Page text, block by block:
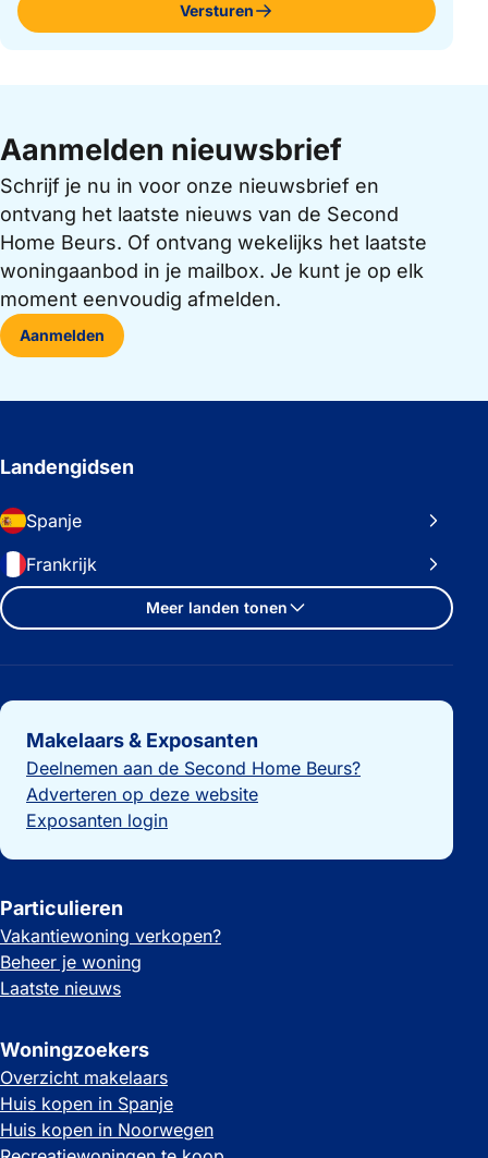
Versturen
Aanmelden nieuwsbrief
Schrijf je nu in voor onze nieuwsbrief en
ontvang het laatste nieuws van de Second
Home Beurs. Of ontvang wekelijks het laatste
woningaanbod in je mailbox. Je kunt je op elk
moment eenvoudig afmelden.
Aanmelden
Landengidsen
Spanje
Frankrijk
Meer landen tonen
Belangrijke links
Makelaars & Exposanten
Deelnemen aan de Second Home Beurs?
Adverteren op deze website
Exposanten login
Particulieren
Vakantiewoning verkopen?
Beheer je woning
Laatste nieuws
Woningzoekers
Overzicht makelaars
Huis kopen in Spanje
Huis kopen in Noorwegen